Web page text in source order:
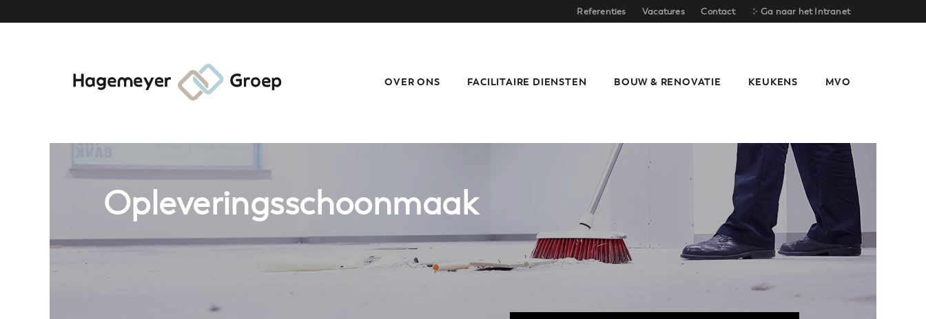
Referenties Vacatures Contact Ga naar het Intranet
OVER ONS FACILITAIRE DIENSTEN BOUW & RENOVATIE KEUKENS MVO
Opleveringsschoonmaak